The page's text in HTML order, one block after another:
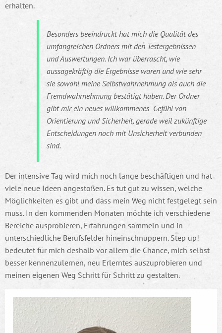
erhalten.
Besonders beeindruckt hat mich die Qualität des
umfangreichen Ordners mit den Testergebnissen
und Auswertungen. Ich war überrascht, wie
aussagekräftig die Ergebnisse waren und wie sehr
sie sowohl meine Selbstwahrnehmung als auch die
Fremdwahrnehmung bestätigt haben. Der Ordner
gibt mir ein neues willkommenes Gefühl von
Orientierung und Sicherheit, gerade weil zukünftige
Entscheidungen noch mit Unsicherheit verbunden
sind.
Der intensive Tag wird mich noch lange beschäftigen und hat
viele neue Ideen angestoßen. Es tut gut zu wissen, welche
Möglichkeiten es gibt und dass mein Weg nicht festgelegt sein
muss. In den kommenden Monaten möchte ich verschiedene
Bereiche ausprobieren, Erfahrungen sammeln und in
unterschiedliche Berufsfelder hineinschnuppern. Step up!
bedeutet für mich deshalb vor allem die Chance, mich selbst
besser kennenzulernen, neu Erlerntes auszuprobieren und
meinen eigenen Weg Schritt für Schritt zu gestalten.